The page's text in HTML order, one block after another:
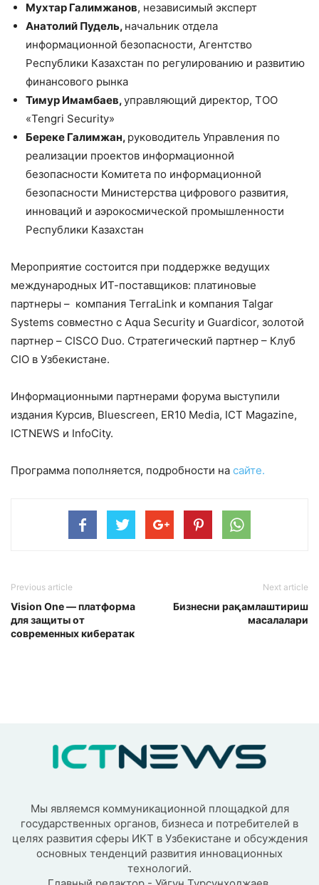
Мухтар Галимжанов, независимый эксперт
Анатолий Пудель, начальник отдела
информационной безопасности, Агентство
Республики Казахстан по регулированию и развитию
финансового рынка
Тимур Имамбаев,управляющий директор, ТОО
«Tengri Security»
Береке Галимжан, руководитель Управления по
реализации проектов информационной
безопасности Комитета по информационной
безопасности Министерства цифрового развития,
инноваций и аэрокосмической промышленности
Республики Казахстан
Мероприятие состоится при поддержке ведущих
международных ИТ-поставщиков: платиновые
партнеры – компания TerraLink и компания Talgar
Systems совместно с Aqua Security и Guardicor, золотой
партнер – CISCO Duo. Стратегический партнер – Клуб
СIO в Узбекистане.
Информационными партнерами форума выступили
издания Курсив, Bluescreen, ER10 Media, ICT Magazine,
ICTNEWS и InfoCity.
Программа пополняется, подробности на сайте.
Previous article
Vision One — платформа
для защиты от
современных кибератак
Next article
Бизнесни рақамлаштириш
масалалари
Мы являемся коммуникационной площадкой для
государственных органов, бизнеса и потребителей в
целях развития сферы ИКТ в Узбекистане и обсуждения
основных тенденций развития инновационных
технологий.